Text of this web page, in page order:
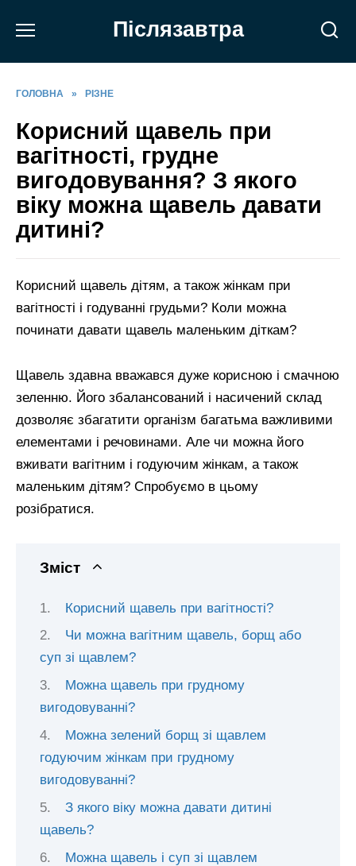
Післязавтра
ГОЛОВНА » РІЗНЕ
Корисний щавель при
вагітності, грудне
вигодовування? З якого
віку можна щавель давати
дитині?
Корисний щавель дітям, а також жінкам при
вагітності і годуванні грудьми? Коли можна
починати давати щавель маленьким діткам?
Щавель здавна вважався дуже корисною і смачною
зеленню. Його збалансований і насичений склад
дозволяє збагатити організм багатьма важливими
елементами і речовинами. Але чи можна його
вживати вагітним і годуючим жінкам, а також
маленьким дітям? Спробуємо в цьому
розібратися.
Зміст
Корисний щавель при вагітності?
Чи можна вагітним щавель, борщ або
суп зі щавлем?
Можна щавель при грудному
вигодовуванні?
Можна зелений борщ зі щавлем
годуючим жінкам при грудному
вигодовуванні?
З якого віку можна давати дитині
щавель?
Можна щавель і суп зі щавлем